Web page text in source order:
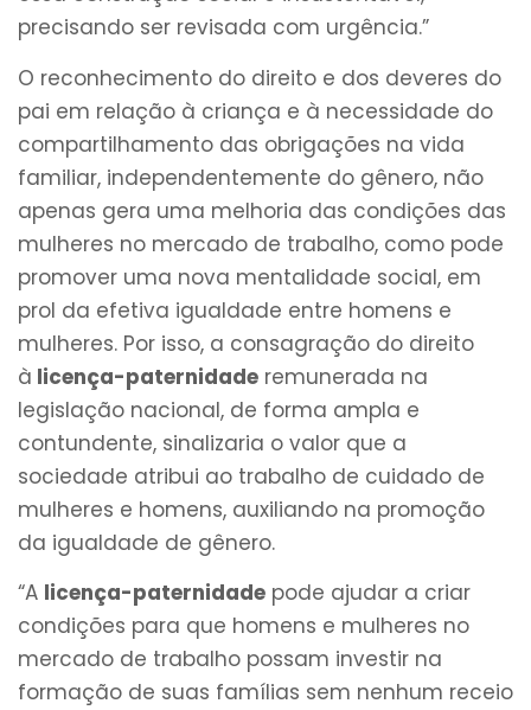
precisando ser revisada com urgência.”
O reconhecimento do direito e dos deveres do
pai em relação à criança e à necessidade do
compartilhamento das obrigações na vida
familiar, independentemente do gênero, não
apenas gera uma melhoria das condições das
mulheres no mercado de trabalho, como pode
promover uma nova mentalidade social, em
prol da efetiva igualdade entre homens e
mulheres. Por isso, a consagração do direito
à licença-paternidade remunerada na
legislação nacional, de forma ampla e
contundente, sinalizaria o valor que a
sociedade atribui ao trabalho de cuidado de
mulheres e homens, auxiliando na promoção
da igualdade de gênero.
“A licença-paternidade pode ajudar a criar
condições para que homens e mulheres no
mercado de trabalho possam investir na
formação de suas famílias sem nenhum receio